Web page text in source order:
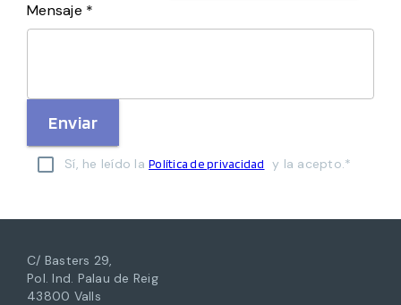
Mensaje *
Enviar
Sí, he leído la Política de privacidad y la acepto.*
C/ Basters 29,
Pol. Ind. Palau de Reig
43800 Valls